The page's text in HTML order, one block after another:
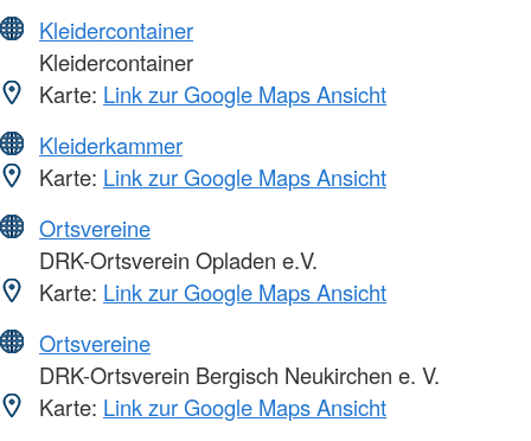
Kleidercontainer
Kleidercontainer
Karte: Link zur Google Maps Ansicht
Kleiderkammer
Karte: Link zur Google Maps Ansicht
Ortsvereine
DRK-Ortsverein Opladen e.V.
Karte: Link zur Google Maps Ansicht
Ortsvereine
DRK-Ortsverein Bergisch Neukirchen e. V.
Karte: Link zur Google Maps Ansicht